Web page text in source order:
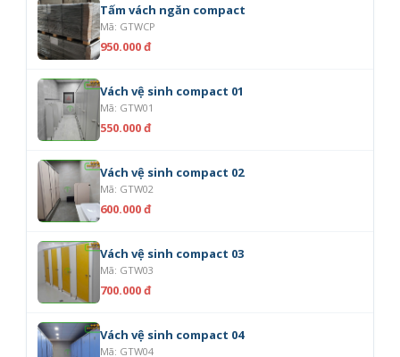
Tấm vách ngăn compact
Mã: GTWCP
950.000 đ
Vách vệ sinh compact 01
Mã: GTW01
550.000 đ
Vách vệ sinh compact 02
Mã: GTW02
600.000 đ
Vách vệ sinh compact 03
Mã: GTW03
700.000 đ
Vách vệ sinh compact 04
Mã: GTW04